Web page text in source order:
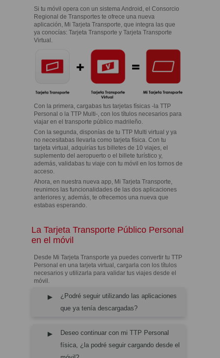
Si tu móvil opera con un sistema Android, el Consorcio
Regional de Transportes te ofrece una nueva
aplicación, Mi Tarjeta Transporte, que integra las que
ya conocías: Tarjeta Transporte y Tarjeta Transporte
Virtual.
Con la primera, cargabas tus tarjetas físicas -la TTP
Personal o la TTP Multi-, con los títulos necesarios para
viajar en el transporte público madrileño.
Con la segunda, disponías de tu TTP Multi virtual y ya
no necesitabas llevarla como tarjeta física. Con tu
tarjeta virtual, adquirías tus billetes de 10 viajes, el
suplemento del aeropuerto o el billete turístico y,
además, validabas tu viaje con tu móvil en los tornos de
acceso.
Ahora, en nuestra nueva app, Mi Tarjeta Transporte,
reunimos las funcionalidades de las dos aplicaciones
anteriores y, además, te ofrecemos una nueva que
estabas esperando.
La Tarjeta Transporte Público Personal
en el móvil
Desde Mi Tarjeta Transporte ya puedes convertir tu TTP
Personal en una tarjeta virtual, cargarla con los títulos
necesarios y utilizarla para validar tus viajes desde el
móvil.
¿Podré seguir utilizando las aplicaciones
que ya tenía descargadas?
Deseo continuar con mi TTP Personal
física, ¿la podré seguir cargando desde el